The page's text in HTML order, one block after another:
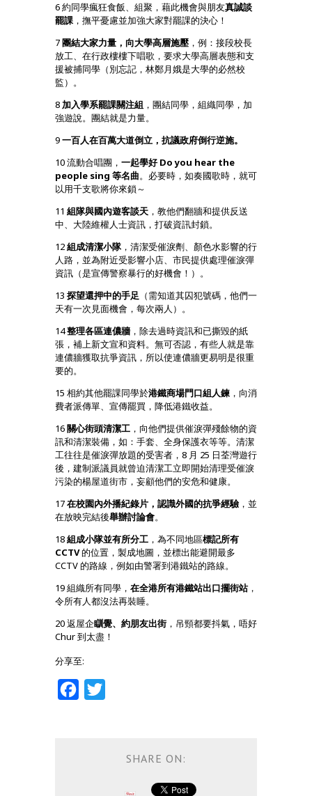
6 約同學瘋狂食飯、組聚，藉此機會與朋友真誠談
罷課 ，撫平憂慮並加強大家對罷課的決心！
7 團結大家力量，向大學高層施壓 ，例：接段校長
放工、在行政樓樓下唱歌，要求大學高層表態和支
援被捕同學（別忘記，林鄭月娥是大學的必然校
監）。
8加入學系罷課關注組 ，團結同學，組織同學，加
強遊說。團結就是力量。
9一百人在百萬大道倒立，抗議政府倒行逆施。
10 流動合唱團， 一起學好 Do you hear the
people sing 等名曲。必要時，如奏國歌時，就可
以用千支歌將你來鎖～
11 組隊與國內遊客談天 ，教他們翻牆和提供反送
中、大陸維權人士資訊，打破資訊封鎖。
12組成清潔小隊，清潔受催淚劑、顏色水影響的行
人路，並為附近受影響小店、市民提供處理催淚彈
資訊（是宣傳警察暴行的好機會！）。
13 探望還押中的手足 （需知道其囚犯號碼，他們一
天有一次見面機會，每次兩人）。
14整理各區連儂牆 ，除去過時資訊和已撕毀的紙
張，補上新文宣和資料。無可否認，有些人就是靠
連儂牆獲取抗爭資訊，所以使連儂牆更易明是很重
要的。
15 相約其他罷課同學於港鐵商場門口組人鍊 ，向消
費者派傳單、宣傳罷買，降低港鐵收益。
16關心街頭清潔工 ，向他們提供催淚彈殘餘物的資
訊和清潔裝備，如：手套、全身保護衣等等。清潔
工往往是催淚彈放題的受害者，8 月 25 日荃灣遊行
後，建制派議員就曾迫清潔工立即開始清理受催淚
污染的楊屋道街市，妄顧他們的安危和健康。
17在校園內外播紀錄片，認識外國的抗爭經驗，並
在放映完結後舉辦討論會。
18組成小隊並有所分工 ，為不同地區標記所有
CCTV的位置，製成地圖，並標出能避開最多
CCTV 的路線，例如由警署到港鐵站的路線。
19 組織所有同學， 在全港所有港鐵站出口擺街站，
令所有人都沒法再裝睡。
20 返屋企瞓覺、約朋友出街 ，吊頸都要抖氣，唔好
Chur 到太盡！
分享至:
Facebook
SHARE ON: